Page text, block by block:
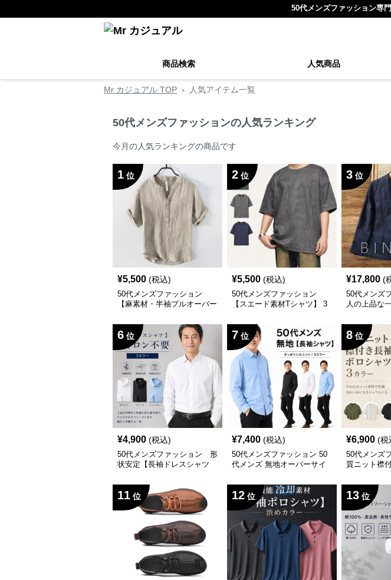
50代メンズファッション専
商品検索 人気商品
Mr カジュアル TOP › 人気アイテム一覧
50代メンズファッションの人気ランキング
今月の人気ランキングの商品です
1 位
¥5,500 (税込)
50代メンズファッション
【麻素材・半袖プルオーバー
タイプ
2 位
¥5,500 (税込)
50代メンズファッション
【スエード素材Tシャツ】 3
3 位
¥17,800 (
50代メンズ
人の上品な
6 位
¥4,900 (税込)
50代メンズファッション 形
状安定【長袖ドレスシャツ
7 位
¥7,400 (税込)
50代メンズファッション 50
代メンズ 無地オーバーサイ
8 位
¥6,900 (税
50代メンズ
質ニット襟
11 位 12 位 13 位